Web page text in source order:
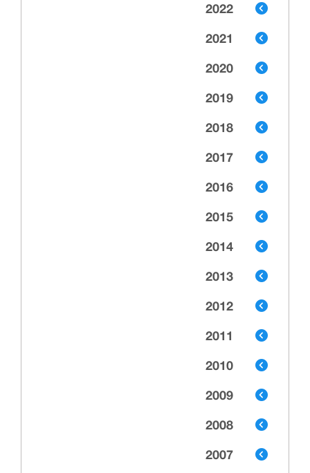
2022
2021
2020
2019
2018
2017
2016
2015
2014
2013
2012
2011
2010
2009
2008
2007